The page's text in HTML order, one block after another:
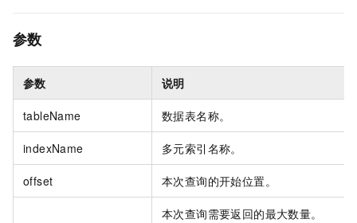
参数
参数 说明
tableName 数据表名称。
indexName 多元索引名称。
offset 本次查询的开始位置。
本次查询需要返回的最大数量。